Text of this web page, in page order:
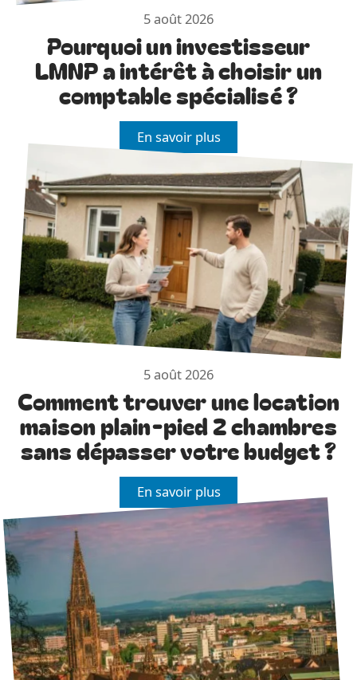
5 août 2026
Pourquoi un investisseur
LMNP a intérêt à choisir un
comptable spécialisé ?
En savoir plus
5 août 2026
Comment trouver une location
maison plain-pied 2 chambres
sans dépasser votre budget ?
En savoir plus